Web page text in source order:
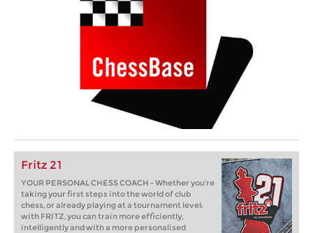
Fritz 21
YOUR PERSONAL CHESS COACH - Whether you’re
taking your first steps into the world of club
chess, or already playing at a tournament level:
with FRITZ, you can train more efficiently,
intelligently and with a more personalised